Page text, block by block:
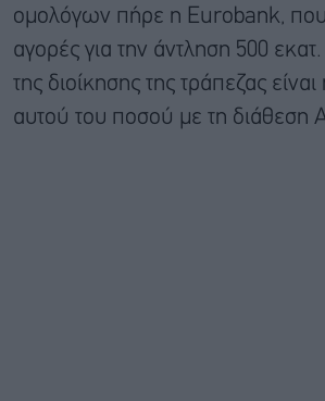
ομολόγων πήρε η Eurobank, που
αγορές για την άντληση 500
της διοίκησης της τράπεζας
αυτού του ποσού με τη διάθεση